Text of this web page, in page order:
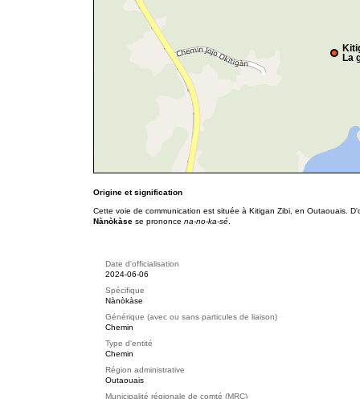
La
Origine et signification
Cette voie de communication est située à Kitigan Zibi, en Outaouais.
Nànòkàse se prononce na-no-ka-sé
Date d'officialisation
2024-06-06
Spécifique
Nànòkàse
Générique (avec ou sans particules de liaison)
Chemin
Type d'entité
Chemin
Région administrative
Outaouais
Municipalité régionale de comté (MRC)